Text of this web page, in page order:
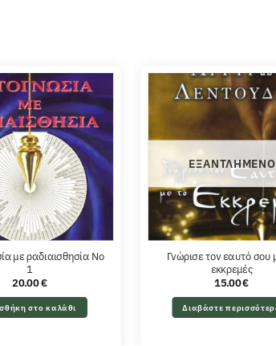
με ραδιαισθησία No
1
20.00€
στο καλάθι
ΕΞΑΝΤΛΗΜΈΝΟ
Γνώρισε τον εαυτό σου
εκκρεμές
15.00€
Διαβάστε